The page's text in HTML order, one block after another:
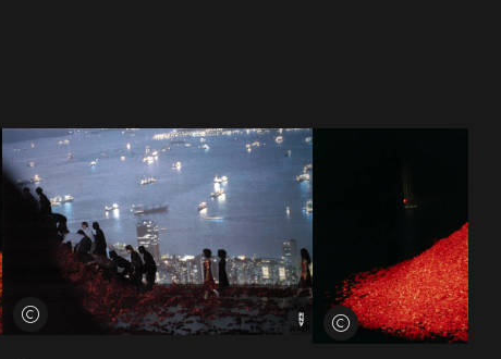
Credits öffnen Credits öffnen